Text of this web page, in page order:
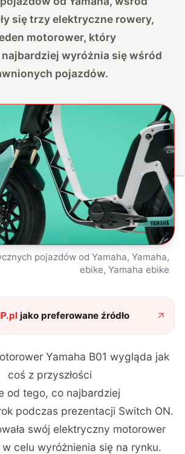
się trzy elektryczne rowery,
motorower, który
wyróżnia się wśród
pojazdów.
pojazdów od Yamaha, Yamaha,
ebike, Yamaha ebike
jako preferowane źródło
Yamaha B01 wygląda jak
coś z przyszłości
od tego, co najbardziej
podczas prezentacji Switch ON.
swój elektryczny motorower
celu wyróżnienia się na rynku.